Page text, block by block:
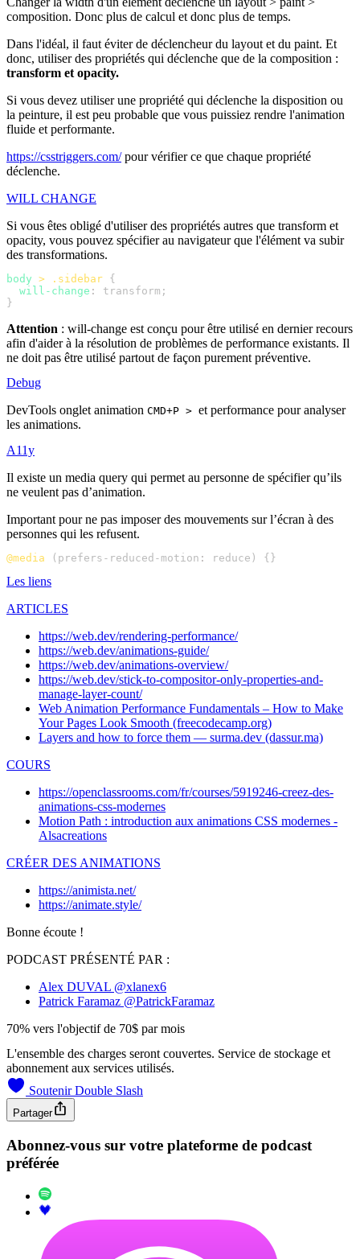
composition. Donc plus de calcul et donc plus de temps.
Dans l'idéal, il faut éviter de déclencheur du layout et du paint. Et
donc, utiliser des propriétés qui déclenche que de la composition :
transform et opacity.
Si vous devez utiliser une propriété qui déclenche la disposition ou
la peinture, il est peu probable que vous puissiez rendre l'animation
fluide et performante.
https://csstriggers.com/pour vérifier ce que chaque propriété
déclenche.
WILL CHANGE
Si vous êtes obligé d'utiliser des propriétés autres que transform et
opacity, vous pouvez spécifier au navigateur que l'élément va subir
des transformations.
body > .sidebar
  will-change
:
Attention : will-change est conçu pour être utilisé en dernier recours
afin d'aider à la résolution de problèmes de performance existants. Il
ne doit pas être utilisé partout de façon purement préventive.
Debug
DevTools onglet animation CMD+P > et performance pour analyser
les animations.
A11y
Il existe un media query qui permet au personne de spécifier qu’ils
ne veulent pas d’animation.
Important pour ne pas imposer des mouvements sur l’écran à des
personnes qui les refusent.
@media (prefers-reduced-motion :
Les liens
ARTICLES
https://web.dev/rendering-performance/
https://web.dev/animations-guide/
https://web.dev/animations-overview/
https://web.dev/stick-to-compositor-only-properties-and-
manage-layer-count/
Web Animation Performance Fundamentals – How to Make
Your Pages Look Smooth (freecodecamp.org)
Layers and how to force them — surma.dev (dassur.ma)
COURS
https://openclassrooms.com/fr/courses/5919246-creez-des-
animations-css-modernes
Motion Path : introduction aux animations CSS modernes -
Alsacreations
CRÉER DES ANIMATIONS
https://animista.net/
https://animate.style/
Bonne écoute !
PODCAST PRÉSENTÉ PAR :
Alex DUVAL @xlanex6
Patrick Faramaz @PatrickFaramaz
70% vers l'objectif de 70$ par mois
L'ensemble des charges seront couvertes. Service de stockage et
abonnement aux services utilisés.
Soutenir Double Slash
Partager
Abonnez-vous sur votre plateforme de podcast
préférée